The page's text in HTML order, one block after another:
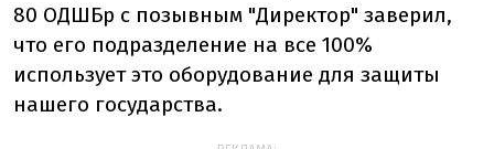
80 ОДШБр с позывным "Директор" заверил,
что его подразделение на все 100%
использует это оборудование для защиты
нашего государства.